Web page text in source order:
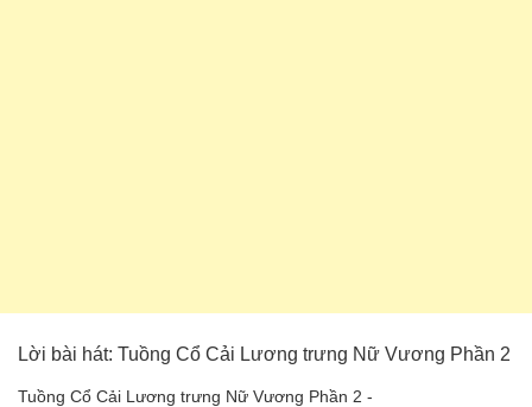
Lời bài hát: Tuồng Cổ Cải Lương trưng Nữ Vương Phần 2
Tuồng Cổ Cải Lương trưng Nữ Vương Phần 2 -